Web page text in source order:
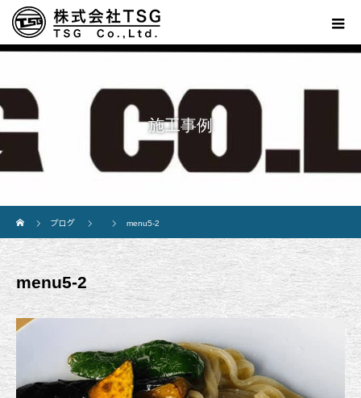
施工事例
ブログ
menu5-2
menu5-2